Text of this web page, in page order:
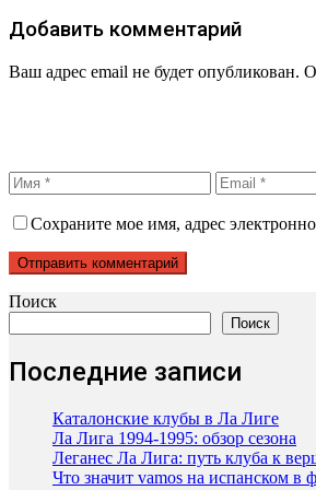
Добавить комментарий
Ваш адрес email не будет опубликован.
Сохраните мое имя, адрес
Поиск
Поиск
Последние записи
Каталонские клубы в Ла Лиге
Ла Лига 1994-1995: обзор сезона
Леганес Ла Лига: путь клуба к
Что значит vamos на испанском в